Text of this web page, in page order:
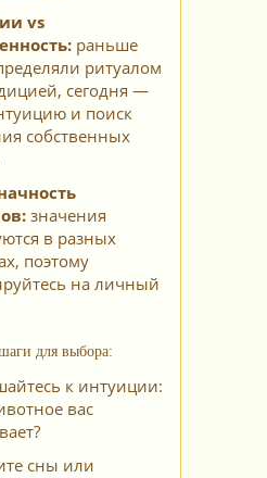
vs
раньше
ритуалом
сегодня —
и поиск
собственных
значения
в разных
поэтому
на личный
для выбора:
к интуиции:
вас
сны или